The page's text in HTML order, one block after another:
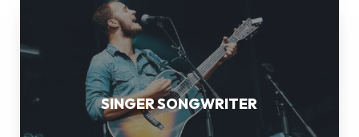
SINGER SONGWRITER
SONGWRITER